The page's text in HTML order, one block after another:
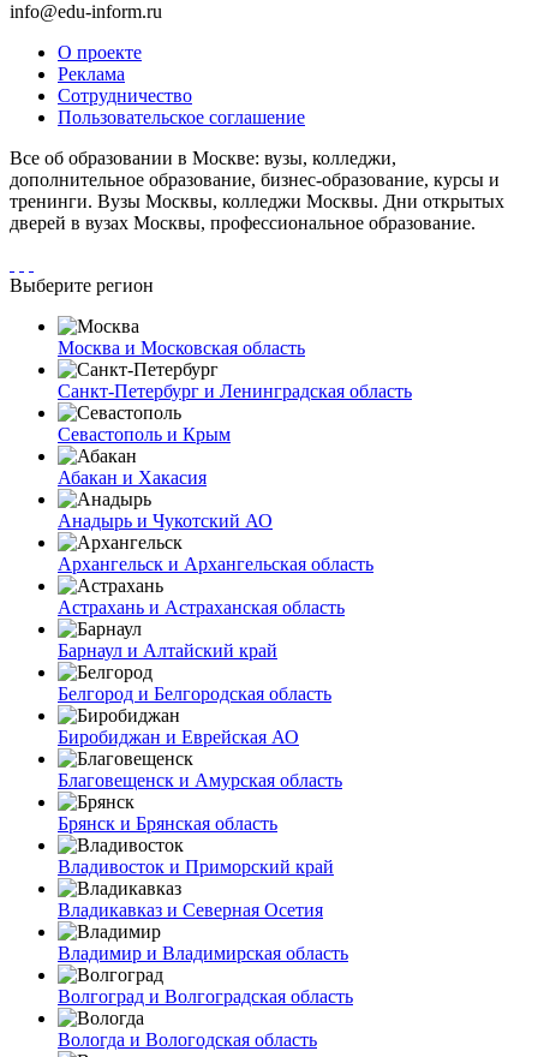
info@edu-inform.ru
О проекте
Реклама
Сотрудничество
Пользовательское соглашение
Все об образовании в Москве: вузы, колледжи,
дополнительное образование, бизнес-образование, курсы и
тренинги. Вузы Москвы, колледжи Москвы. Дни открытых
дверей в вузах Москвы, профессиональное образование.
Выберите регион
Москва и Московская область
Санкт-Петербург и Ленинградская область
Севастополь и Крым
Абакан и Хакасия
Анадырь и Чукотский АО
Архангельск и Архангельская область
Астрахань и Астраханская область
Барнаул и Алтайский край
Белгород и Белгородская область
Биробиджан и Еврейская АО
Благовещенск и Амурская область
Брянск и Брянская область
Владивосток и Приморский край
Владикавказ и Северная Осетия
Владимир и Владимирская область
Волгоград и Волгоградская область
Вологда и Вологодская область